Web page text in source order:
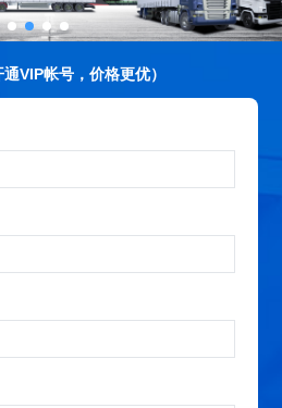
VIP帐号，价格更优）